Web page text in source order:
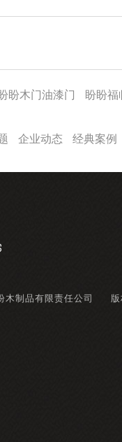
盼木门油漆门 盼盼福
企业动态 经典案例
木制品有限责任公司